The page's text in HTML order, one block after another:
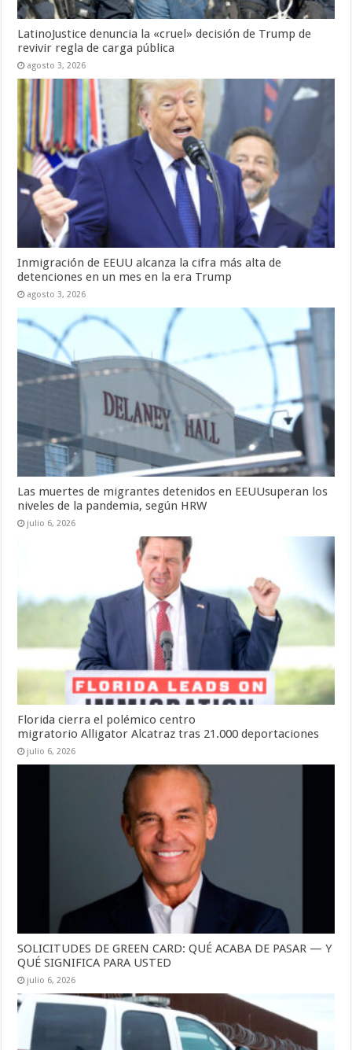
LatinoJustice denuncia la «cruel» decisión de Trump de
revivir regla de carga pública
agosto 3, 2026
Inmigración de EEUU alcanza la cifra más alta de
detenciones en un mes en la era Trump
agosto 3, 2026
Las muertes de migrantes detenidos en EEUUsuperan los
niveles de la pandemia, según HRW
julio 6, 2026
Florida cierra el polémico centro
migratorio Alligator Alcatraz tras 21.000 deportaciones
julio 6, 2026
SOLICITUDES DE GREEN CARD: QUÉ ACABA DE PASAR — Y
QUÉ SIGNIFICA PARA USTED
julio 6, 2026